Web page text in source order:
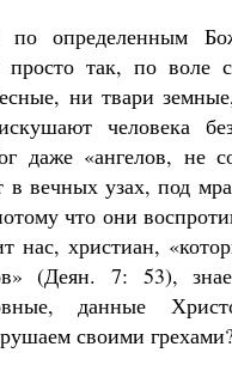
определенным
просто так, по воле
ни твари
человека
даже «ангелов, не
в вечных узах, под
что они
христиан,
(Деян. 7: 53),
данные
своими